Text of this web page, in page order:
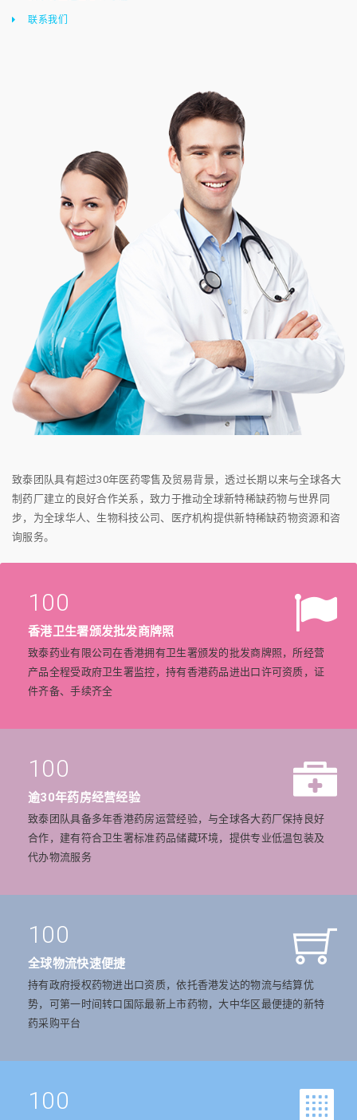
联系我们
致泰团队具有超过30年医药零售及贸易背景，透过长期以来与全球各大
制药厂建立的良好合作关系，致力于推动全球新特稀缺药物与世界同
步，为全球华人、生物科技公司、医疗机构提供新特稀缺药物资源和咨
询服务。
100
香港卫生署颁发批发商牌照
致泰药业有限公司在香港拥有卫生署颁发的批发商牌照，所经营
产品全程受政府卫生署监控，持有香港药品进出口许可资质，证
件齐备、手续齐全
100
逾30年药房经营经验
致泰团队具备多年香港药房运营经验，与全球各大药厂保持良好
合作，建有符合卫生署标准药品储藏环境，提供专业低温包装及
代办物流服务
100
全球物流快速便捷
持有政府授权药物进出口资质，依托香港发达的物流与结算优
势，可第一时间转口国际最新上市药物，大中华区最便捷的新特
药采购平台
100